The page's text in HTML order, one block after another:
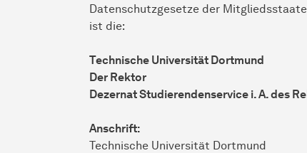
Datenschutzgesetze der
ist die:
Technische Universität Dortmund
Der Rektor
Dezernat Studierendenservice i. A. des
Anschrift:
Technische Universität Dortmund